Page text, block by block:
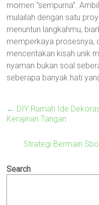
momen “sempurna”.
mulailah dengan satu
menuntun langkahmu,
memperkaya prosesnya,
menceritakan kisah unik
nyaman bukan soal
seberapa banyak hati
← DIY Rumah Ide
Kerajinan Tangan
Strategi Bermain
Search